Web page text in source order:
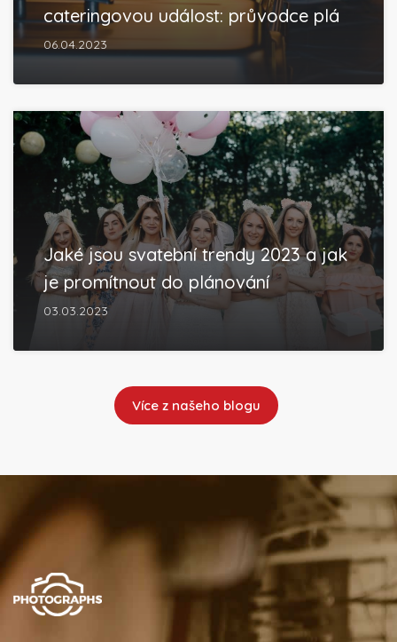
cateringovou událost: průvodce plá
06.04.2023
Jaké jsou svatební trendy 2023 a jak
je promítnout do plánování
03.03.2023
Více z našeho blogu